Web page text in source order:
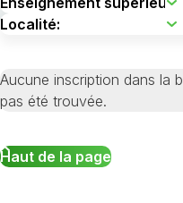
Aucune inscription dans la
pas été trouvée.
Haut de la page